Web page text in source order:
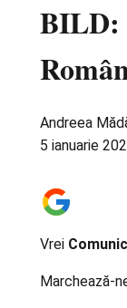
BILD:
Andreea
5 ianuarie
Vrei
Marchează-